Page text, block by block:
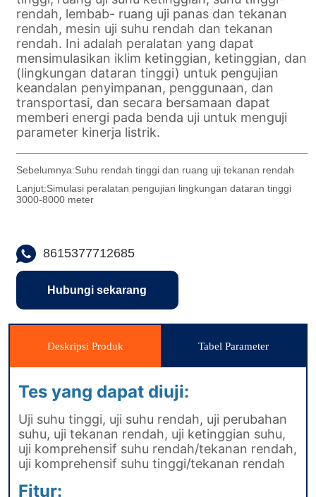
Sebelumnya:Suhu rendah tinggi dan ruang uji tekanan rendah
Lanjut:Simulasi peralatan pengujian lingkungan dataran tinggi
3000-8000 meter
8615377712685
Hubungi sekarang
Deskripsi Produk Tabel Parameter